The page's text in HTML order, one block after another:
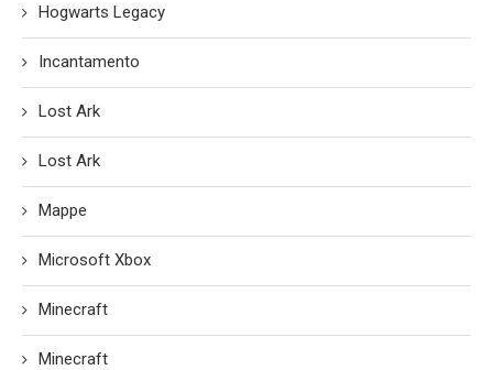
Hogwarts Legacy
Incantamento
Lost Ark
Lost Ark
Mappe
Microsoft Xbox
Minecraft
Minecraft